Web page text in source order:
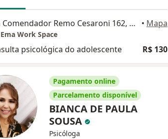
Rua Comendador Remo Cesaroni 162, São José dos Campos • Mapa
Work Space
psicológica do adolescente R$ 130
Pagamento online
Parcelamento disponível
BIANCA DE PAULA
SOUSA
Psicóloga